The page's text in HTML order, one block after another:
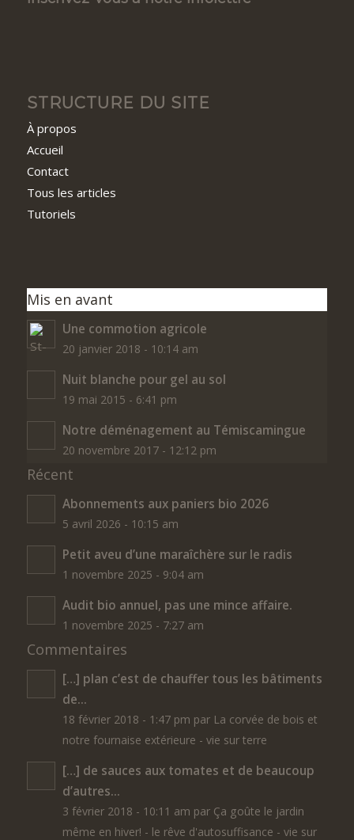
STRUCTURE DU SITE
À propos
Accueil
Contact
Tous les articles
Tutoriels
Mis en avant
Une commotion agricole
20 janvier 2018 - 10:14 am
Nuit blanche pour gel au sol
19 mai 2015 - 6:41 pm
Notre déménagement au Témiscamingue
20 novembre 2017 - 12:12 pm
Récent
Abonnements aux paniers bio 2026
5 avril 2026 - 10:15 am
Petit aveu d’une maraîchère sur le radis
1 novembre 2025 - 9:04 am
Audit bio annuel, pas une mince affaire.
1 novembre 2025 - 7:27 am
Commentaires
[…] plan c’est de chauffer tous les bâtiments
de...
18 février 2018 - 1:47 pm par La corvée de bois et
notre fournaise extérieure - vie sur terre
[…] de sauces aux tomates et de beaucoup
d’autres...
3 février 2018 - 10:11 am par Ça goûte le jardin
même en hiver! - le rêve d'autosuffisance - vie sur